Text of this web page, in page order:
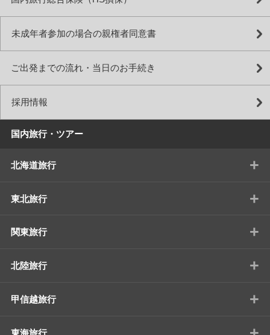
未成年者参加の場合の親権者同意書
ご出発までの流れ・当日のお手続き
採用情報
国内旅行・ツアー
北海道旅行 +
東北旅行 +
関東旅行 +
北陸旅行 +
甲信越旅行 +